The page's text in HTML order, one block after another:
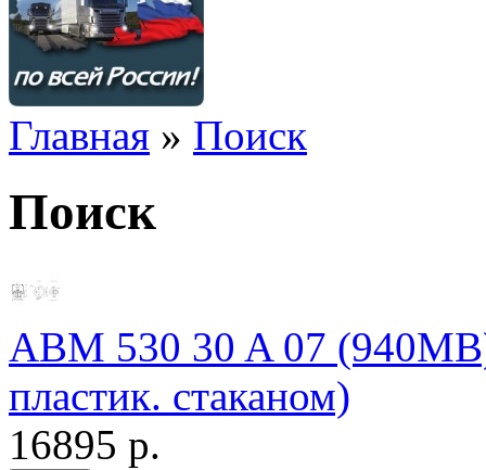
Главная » Поиск
Поиск
ABM 530 30 A 07
пластик. стаканом)
16895 р.